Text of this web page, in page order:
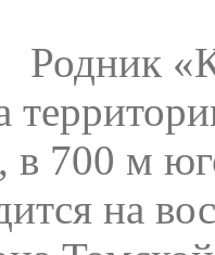
Родник
700 м
на